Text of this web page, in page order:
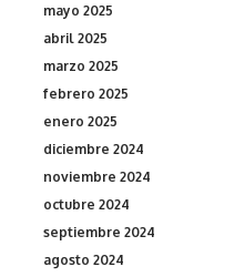
mayo 2025
abril 2025
marzo 2025
febrero 2025
enero 2025
diciembre 2024
noviembre 2024
octubre 2024
septiembre 2024
agosto 2024